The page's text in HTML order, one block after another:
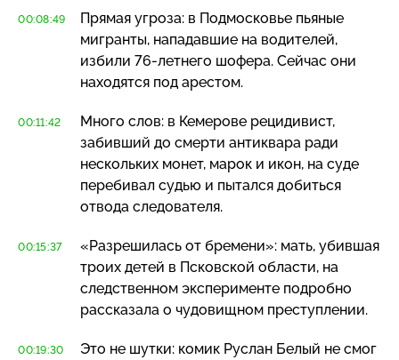
00:08:49
Прямая угроза: в Подмосковье пьяные
мигранты, нападавшие на водителей,
избили 76-летнего шофера. Сейчас они
находятся под арестом.
00:11:42
Много слов: в Кемерове рецидивист,
забивший до смерти антиквара ради
нескольких монет, марок и икон, на суде
перебивал судью и пытался добиться
отвода следователя.
00:15:37
«Разрешилась от бремени»: мать, убившая
троих детей в Псковской области, на
следственном эксперименте подробно
рассказала о чудовищном преступлении.
00:19:30
Это не шутки: комик Руслан Белый не смог